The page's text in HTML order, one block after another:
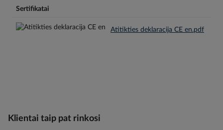
Sertifikatai
Atitikties deklaracija CE en.pdf
Klientai taip pat rinkosi